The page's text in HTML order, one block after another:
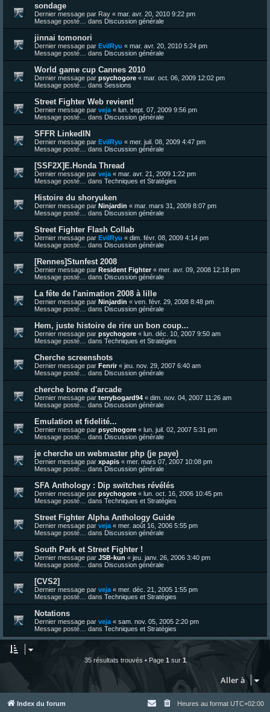
sondage
Dernier message par Ray « mar. avr. 20, 2010 9:22 pm
Message posté… dans Discussion générale
jinnai tomonori
Dernier message par EvilRyu « mar. avr. 20, 2010 5:24 pm
Message posté… dans Discussion générale
World game cup Cannes 2010
Dernier message par psychogore « mar. oct. 06, 2009 12:02 pm
Message posté… dans Sessions
Street Fighter Web revient!
Dernier message par veja « lun. sept. 07, 2009 9:56 pm
Message posté… dans Discussion générale
SFFR LinkedIN
Dernier message par EvilRyu « mer. juil. 08, 2009 4:47 pm
Message posté… dans Discussion générale
[SSF2X]E.Honda Thread
Dernier message par veja « mar. avr. 21, 2009 1:22 pm
Message posté… dans Techniques et Stratégies
Histoire du shoryuken
Dernier message par Ninjardin « mar. mars 31, 2009 8:07 pm
Message posté… dans Discussion générale
Street Fighter Flash Collab
Dernier message par EvilRyu « dim. févr. 08, 2009 4:14 pm
Message posté… dans Discussion générale
[Rennes]Stunfest 2008
Dernier message par Resident Fighter« mer. avr. 09, 2008 12:18 pm
Message posté… dans Discussion générale
La fête de l'animation 2008 à lille
Dernier message par Ninjardin « ven. févr. 29, 2008 8:48 pm
Message posté… dans Discussion générale
Hem, juste histoire de rire un bon coup...
Dernier message par psychogore « lun. déc. 10, 2007 9:50 am
Message posté… dans Techniques et Stratégies
Cherche screenshots
Dernier message par Fenrir« jeu. nov. 29, 2007 6:40 am
Message posté… dans Discussion générale
cherche borne d'arcade
Dernier message par terrybogard94 « dim. nov. 04, 2007 11:26 am
Message posté… dans Discussion générale
Emulation et fidelité...
Dernier message par psychogore « lun. juil. 02, 2007 5:31 pm
Message posté… dans Discussion générale
je cherche un webmaster php (je paye)
Dernier message par xpapis « mer. mars 07, 2007 10:08 pm
Message posté… dans Discussion générale
SFA Anthology : Dip switches révélés
Dernier message par psychogore « lun. oct. 16, 2006 10:45 pm
Message posté… dans Techniques et Stratégies
Street Fighter Alpha Anthology Guide
Dernier message par veja « mer. août 16, 2006 5:55 pm
Message posté… dans Discussion générale
South Park et Street Fighter !
Dernier message par JSB-kun « jeu. janv. 26, 2006 3:40 pm
Message posté… dans Discussion générale
[CVS2]
Dernier message par veja « mer. déc. 21, 2005 1:55 pm
Message posté… dans Techniques et Stratégies
Notations
Dernier message par veja « sam. nov. 05, 2005 2:20 pm
Message posté… dans Techniques et Stratégies
35 résultats trouvés • Page 1 sur 1
Aller à
Index du forum Heures au format UTC+02:00